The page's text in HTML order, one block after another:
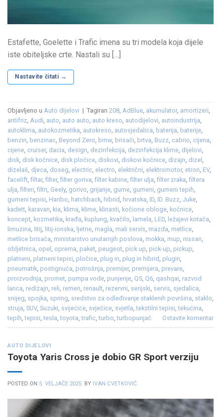
Estafette, Goelette i Trafic imena su tri modela koja dijele
iste obiteljske crte. Nastali su […]
Nastavite čitati →
Objavljeno u Auto dijelovi | Tagiran 208, AdBlue, akumulator, amortizeri,
antifriz, Audi, auto, auto auto, auto kreso, autodijelovi, autoindustrija,
autoklima, autokozmetika, autokreso, autosjedalica, baterija, baterije,
benzin, benzinac, Beyond Zero, bmw, brisači, brtva, Buzz, cabrio, cijena,
cijene, cruiser, dacia, design, dezinfekcija, dezinfekcija klime, dijelovi,
disk, disk kočnice, disk pločice, diskovi, diskovi kočnice, dizajn, dizel ,
dizelaš, djeca, doseg, electric, electro, električni, elektromotor, etron, EV,
facelift,filtar,filter,filter goriva,filter kabine,filter ulja,filter zraka,filtera
ulja,filteri,filtri, Geely, gorivo, grijanje, gume, gumeni, gumeni tepih,
gumeni tepisi, Haribo, hatchback, hibrid, hrvatska, ID, ID. Buzz, Juke,
kadett, karavan, kia, klima, klime, klinasti, kočione obloge, kočnice,
koncept, kozmetika, krađa, kuplung, kvačilo, lamela, LED, ležajevi kotača,
limuzina, litij, litij-ionska, ljetne, magla, mali servis, mazda, metlice,
metlice brisača, ministarstvo unutarnjih poslova, mokka, mup, nissan,
obljetnica, opel , oprema, paket, peugeot, pick up, pick-up, pickup,
platneni, platneni tepisi, pločice, plug in, plug in hibrid, plugin,
pneumatik, postignuća, potrošnja, premijer, premijera, prevare,
proizvodnja, promet, pumpa vode, punjenje, Q5, Q6, qashqai, razvod
lanca, redizajn, reli, remen, renault, rezervni, serijski, servis, sjedalica,
snijeg, spojka, spring, sredstvo za odleđivanje staklenih površina, staklo,
struja, SUV, Suzuki, svijećice, svjećice, svjetla,tekstilni tepisi,tekućina,
tepih,tepisi,tesla,toyota,trafic,turbo,turbopunjač Ostavite komentar
AUTO DIJELOVI
Toyota Yaris Cross je dobio GR Sport verziju
POSTED ON 5. VELJAČE 2025. BY IVAN CVETKOVIĆ